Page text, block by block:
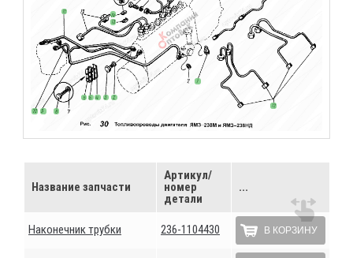
Название запчасти
Артикул/
номер
детали
...
Наконечник трубки 236-1104430 В КОРЗИНУ